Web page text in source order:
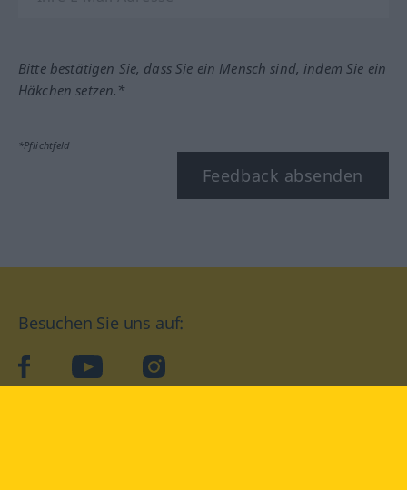
Bitte bestätigen Sie, dass Sie ein Mensch sind, indem Sie ein
Häkchen setzen.*
*Pflichtfeld
Feedback absenden
Besuchen Sie uns auf:
facebookYouTube Instagram